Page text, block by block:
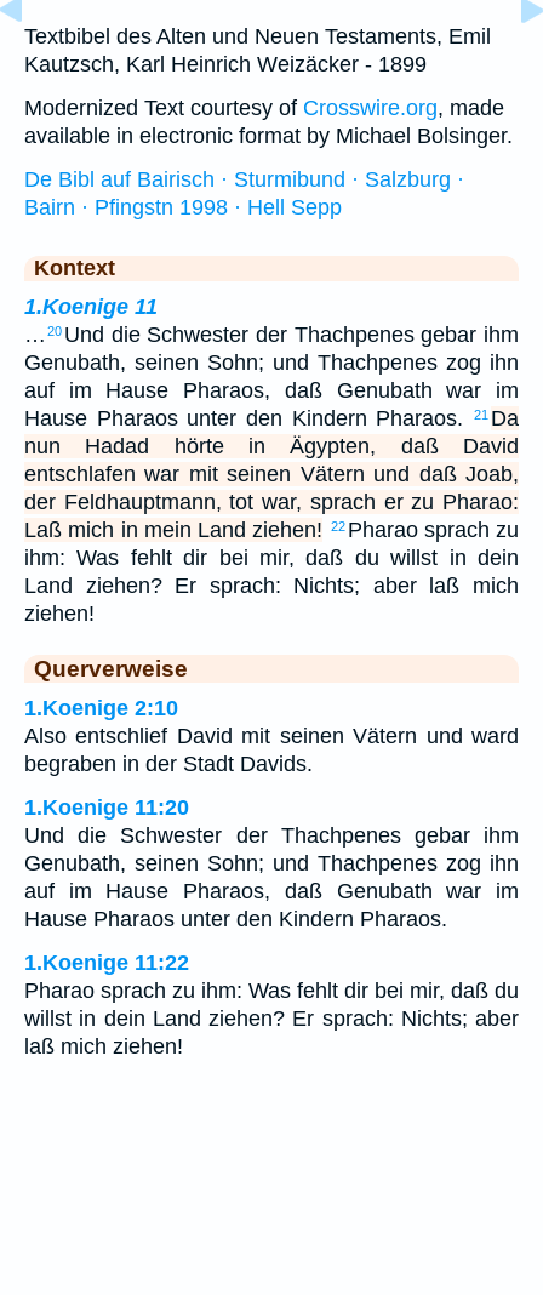
Textbibel des Alten und Neuen Testaments, Emil
Kautzsch, Karl Heinrich Weizäcker - 1899
Modernized Text courtesy of Crosswire.org, made
available in electronic format by Michael Bolsinger.
De Bibl auf Bairisch · Sturmibund · Salzburg ·
Bairn · Pfingstn 1998 · Hell Sepp
Kontext
1.Koenige 11
… 20 Und die Schwester der Thachpenes gebar ihm
Genubath, seinen Sohn; und Thachpenes zog ihn
auf im Hause Pharaos, daß Genubath war im
Hause Pharaos unter den Kindern Pharaos.
21 Da
nun Hadad hörte in Ägypten, daß David
entschlafen war mit seinen Vätern und daß Joab,
der Feldhauptmann, tot war, sprach er zu Pharao:
Laß mich in mein Land ziehen!
22 Pharao sprach zu
ihm: Was fehlt dir bei mir, daß du willst in dein
Land ziehen? Er sprach: Nichts; aber laß mich
ziehen!
Querverweise
1.Koenige 2:10
Also entschlief David mit seinen Vätern und ward
begraben in der Stadt Davids.
1.Koenige 11:20
Und die Schwester der Thachpenes gebar ihm
Genubath, seinen Sohn; und Thachpenes zog ihn
auf im Hause Pharaos, daß Genubath war im
Hause Pharaos unter den Kindern Pharaos.
1.Koenige 11:22
Pharao sprach zu ihm: Was fehlt dir bei mir, daß du
willst in dein Land ziehen? Er sprach: Nichts; aber
laß mich ziehen!